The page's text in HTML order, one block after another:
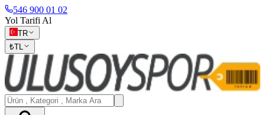
546 900 01 02
Yol Tarifi Al
TR
₺TL